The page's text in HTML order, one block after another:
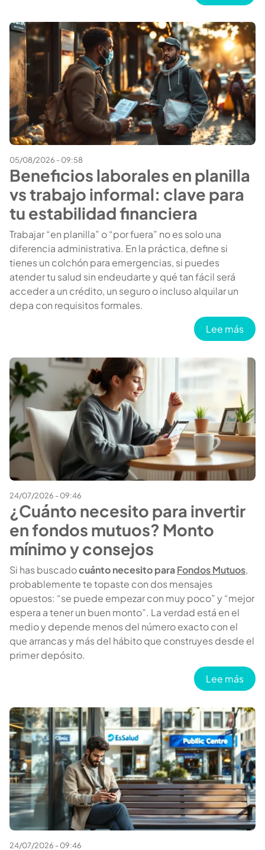
05/08/2026 - 09:58
Beneficios laborales en planilla
vs trabajo informal: clave para
tu estabilidad financiera
Trabajar “en planilla” o “por fuera” no es solo una
diferencia administrativa. En la práctica, define si
tienes un colchón para emergencias, si puedes
atender tu salud sin endeudarte y qué tan fácil será
acceder a un crédito, un seguro o incluso alquilar un
depa con requisitos formales.
Lee más
24/07/2026 - 09:46
¿Cuánto necesito para invertir
en fondos mutuos? Monto
mínimo y consejos
Si has buscadocuánto necesito paraFondos Mutuos,
probablemente te topaste con dos mensajes
opuestos: “se puede empezar con muy poco” y “mejor
espera a tener un buen monto”. La verdad está en el
medio y depende menos del número exacto con el
que arrancas y más del hábito que construyes desde el
primer depósito.
Lee más
24/07/2026 - 09:46